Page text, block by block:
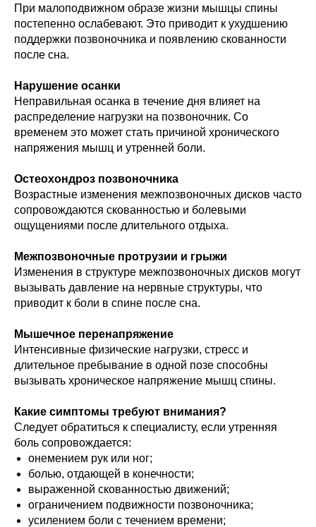
При малоподвижном образе жизни мышцы спины
постепенно ослабевают. Это приводит к ухудшению
поддержки позвоночника и появлению скованности
после сна.
Нарушение осанки
Неправильная осанка в течение дня влияет на
распределение нагрузки на позвоночник. Со
временем это может стать причиной хронического
напряжения мышц и утренней боли.
Остеохондроз позвоночника
Возрастные изменения межпозвоночных дисков часто
сопровождаются скованностью и болевыми
ощущениями после длительного отдыха.
Межпозвоночные протрузии и грыжи
Изменения в структуре межпозвоночных дисков могут
вызывать давление на нервные структуры, что
приводит к боли в спине после сна.
Мышечное перенапряжение
Интенсивные физические нагрузки, стресс и
длительное пребывание в одной позе способны
вызывать хроническое напряжение мышц спины.
Какие симптомы требуют внимания?
Следует обратиться к специалисту, если утренняя
боль сопровождается:
онемением рук или ног;
болью, отдающей в конечности;
выраженной скованностью движений;
ограничением подвижности позвоночника;
усилением боли с течением времени;